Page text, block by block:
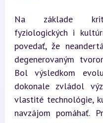
Na základe
fyziologických i
povedať, že
degenerovaným
Bol výsledkom
dokonale zvládol
vlastité technológie,
navzájom pomáhať.